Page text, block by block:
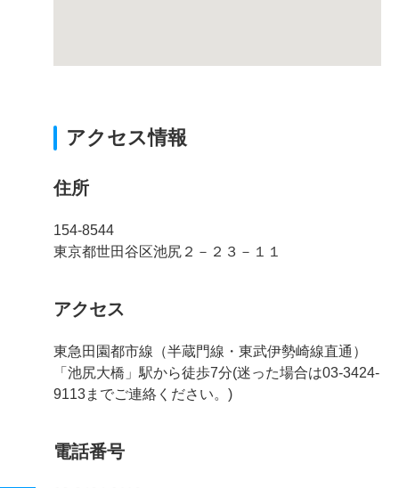
アクセス情報
住所
154-8544
東京都世田谷区池尻２－２３－１１
アクセス
東急田園都市線（半蔵門線・東武伊勢崎線直通）
「池尻大橋」駅から徒歩7分(迷った場合は03-3424-
9113までご連絡ください。)
電話番号